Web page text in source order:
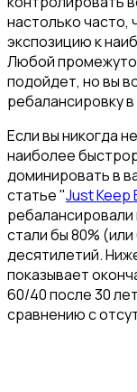
настолько часто,
экспозицию к
Любой
подойдет, но вы
ребалансировку
Если вы никогда
наиболее
доминировать в
статье "Just Keep
стали бы 80%
десятилетий.
показывает
60/40 после 30
сравнению с